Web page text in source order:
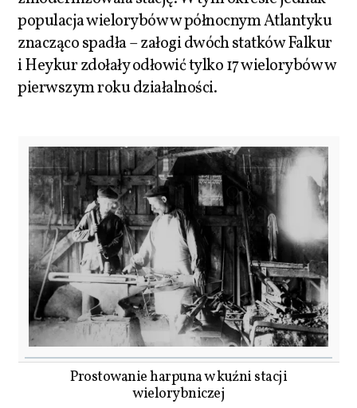
populacja wielorybów w północnym Atlantyku
znacząco spadła – załogi dwóch statków Falkur
i Heykur zdołały odłowić tylko 17 wielorybów w
pierwszym roku działalności.
Prostowanie harpuna w kuźni stacji
wielorybniczej